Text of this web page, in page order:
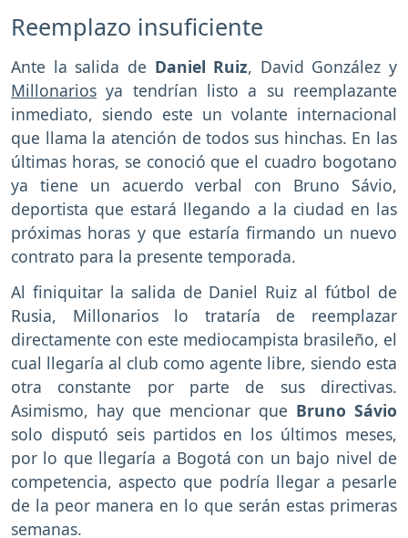
Reemplazo insuficiente
Ante la salida de Daniel Ruiz, David González y
Millonarios ya tendrían listo a su reemplazante
inmediato, siendo este un volante internacional
que llama la atención de todos sus hinchas. En las
últimas horas, se conoció que el cuadro bogotano
ya tiene un acuerdo verbal con Bruno Sávio,
deportista que estará llegando a la ciudad en las
próximas horas y que estaría firmando un nuevo
contrato para la presente temporada.
Al finiquitar la salida de Daniel Ruiz al fútbol de
Rusia, Millonarios lo trataría de reemplazar
directamente con este mediocampista brasileño, el
cual llegaría al club como agente libre, siendo esta
otra constante por parte de sus directivas.
Asimismo, hay que mencionar que Bruno Sávio
solo disputó seis partidos en los últimos meses,
por lo que llegaría a Bogotá con un bajo nivel de
competencia, aspecto que podría llegar a pesarle
de la peor manera en lo que serán estas primeras
semanas.